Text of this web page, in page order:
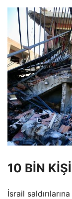
10 BİN
İsrail